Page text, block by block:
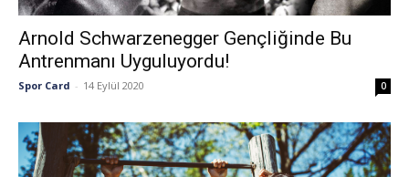
Arnold Schwarzenegger Gençliğinde Bu
Antrenmanı Uyguluyordu!
Spor Card - 14 Eylül 2020 0